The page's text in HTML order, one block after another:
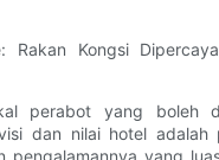
Rakan Kongsi
perabot yang boleh
dan nilai hotel adalah